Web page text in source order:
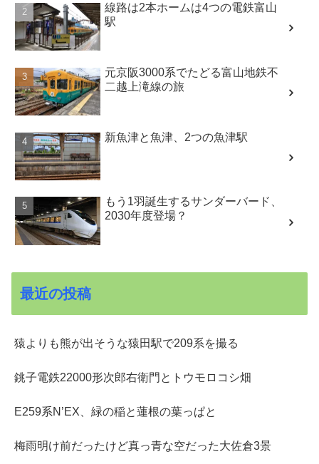
線路は2本ホームは4つの電鉄富山
駅
元京阪3000系でたどる富山地鉄不
二越上滝線の旅
新魚津と魚津、2つの魚津駅
もう1羽誕生するサンダーバード、
2030年度登場？
最近の投稿
猿よりも熊が出そうな猿田駅で209系を撮る
銚子電鉄22000形次郎右衛門とトウモロコシ畑
E259系N’EX、緑の稲と蓮根の葉っぱと
梅雨明け前だったけど真っ青な空だった大佐倉3景